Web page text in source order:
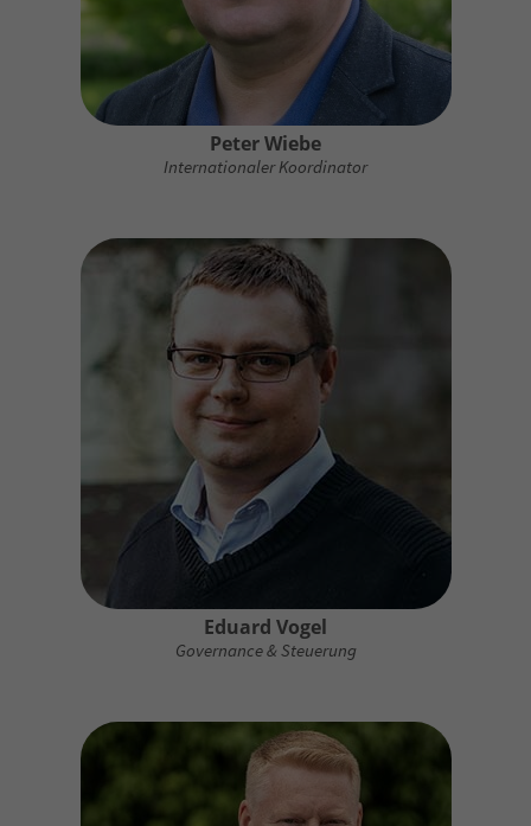
Peter Wiebe
Internationaler Koordinator
Eduard Vogel
Governance & Steuerung